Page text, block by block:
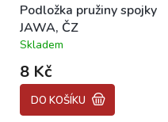
Podložka pružiny spojky
JAWA, ČZ
Průměrné
hodnocení
produktu
je
5,0
Skladem
8 Kč
DO KOŠÍKU